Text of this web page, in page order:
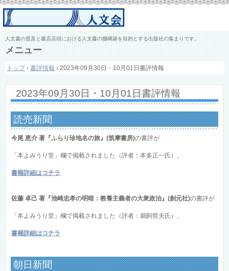
人文書の普及と書店店頭における人文書の棚構築を目的とする出版社の集まりです。
メニュー
ン
ン
へ
ス
キ
トップ › 書評情報 › 2023年09月30日・10月01日書評情報
2023年09月30日・10月01日書評情報
読売新聞
今尾 恵介 著『ふらり珍地名の旅』(筑摩書房)の書評が
「本よみうり堂」欄で掲載されました（評者：本多正一氏）。
書籍詳細はコチラ
佐藤 卓己 著『池崎忠孝の明暗：教養主義者の大衆政治』(創元社)の書評が
「本よみうり堂」欄で掲載されました（評者：鵜飼哲夫氏）。
書籍詳細はコチラ
朝日新聞